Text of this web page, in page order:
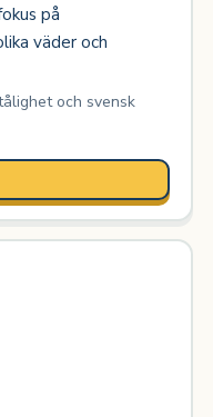
på
väder och
och svensk